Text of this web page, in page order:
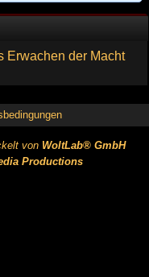
Erwachen der Macht
von WoltLab® GmbH
Productions